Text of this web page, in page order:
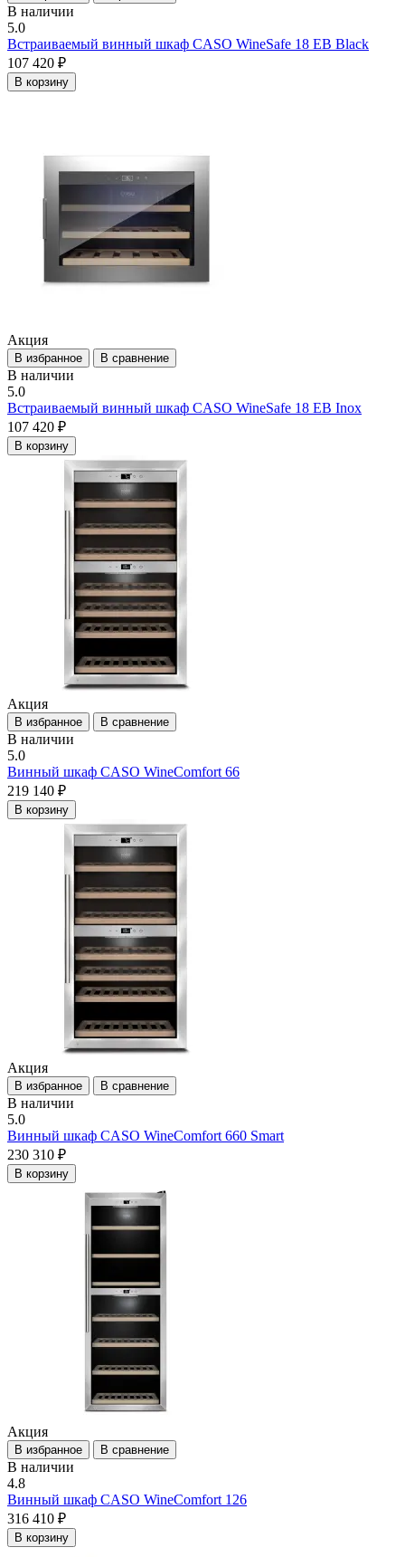
В наличии
5.0
Встраиваемый винный шкаф CASO WineSafe 18 EB Black
107 420 ₽
В корзину
Акция
В избранное В сравнение
В наличии
5.0
Встраиваемый винный шкаф CASO WineSafe 18 EB Inox
107 420 ₽
В корзину
Акция
В избранное В сравнение
В наличии
5.0
Винный шкаф CASO WineComfort 66
219 140 ₽
В корзину
Акция
В избранное В сравнение
В наличии
5.0
Винный шкаф CASO WineComfort 660 Smart
230 310 ₽
В корзину
Акция
В избранное В сравнение
В наличии
4.8
Винный шкаф CASO WineComfort 126
316 410 ₽
В корзину